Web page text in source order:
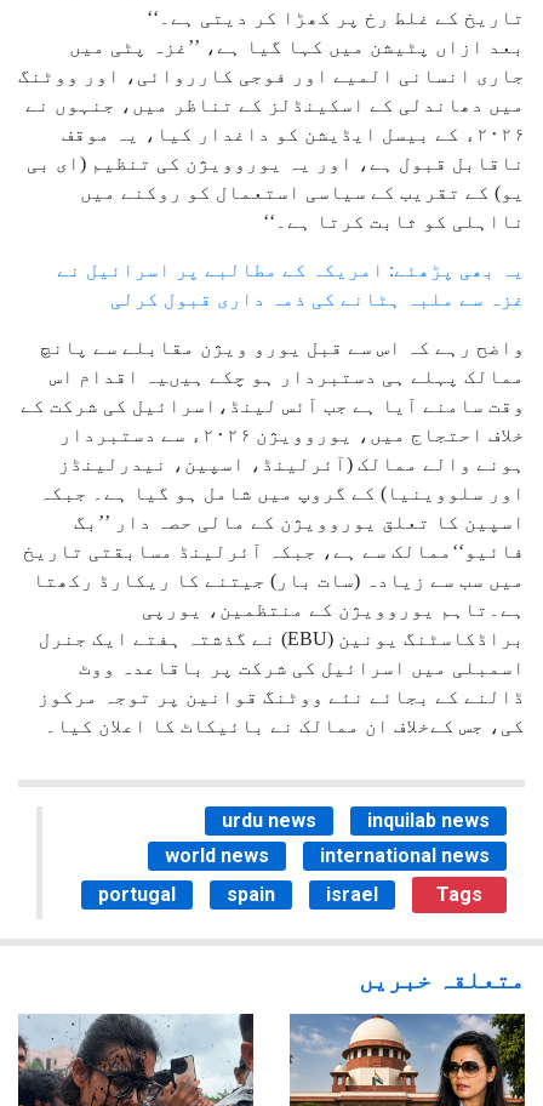
تاریخ کے غلط رخ پر کھڑا کر دیتی ہے۔‘‘
بعد ازاں پٹیشن میں کہا گیا ہے، ’’غزہ پٹی میں
جاری انسانی المیے اور فوجی کارروائی، اور ووٹنگ
میں دھاندلی کے اسکینڈلز کے تناظر میں، جنہوں نے
۲۰۲۶ء کے بیسل ایڈیشن کو داغدار کیا، یہ موقف
ناقابل قبول ہے، اور یہ یوروویژن کی تنظیم (ای بی
یو) کے تقریب کے سیاسی استعمال کو روکنے میں
نااہلی کو ثابت کرتا ہے۔‘‘
یہ بھی پڑھئے: امریکہ کے مطالبے پر اسرائیل نے
غزہ سے ملبہ ہٹانے کی ذمہ داری قبول کرلی
واضح رہے کہ اس سے قبل یورو ویژن مقابلے سے پانچ
ممالک پہلے ہی دستبردار ہو چکے ہیںیہ اقدام اس
وقت سامنے آیا ہے جب آئس لینڈ،اسرائیل کی شرکت کے
خلاف احتجاج میں، یوروویژن ۲۰۲۶ء سے دستبردار
ہونے والے ممالک (آئرلینڈ، اسپین، نیدرلینڈز
اور سلووینیا) کے گروپ میں شامل ہو گیا ہے۔ جبکہ
اسپین کا تعلق یوروویژن کے مالی حصہ دار ’’بگ
فائیو‘‘ممالک سے ہے، جبکہ آئرلینڈ مسابقتی تاریخ
میں سب سے زیادہ (سات بار) جیتنے کا ریکارڈ رکھتا
ہے۔تاہم یوروویژن کے منتظمین، یورپی
براڈکاسٹنگ یونین (EBU) نے گذشتہ ہفتے ایک جنرل
اسمبلی میں اسرائیل کی شرکت پر باقاعدہ ووٹ
ڈالنے کے بجائے نئے ووٹنگ قوانین پر توجہ مرکوز
کی، جس کےخلاف ان ممالک نے بائیکاٹ کا اعلان کیا۔
urdu news
inquilab news
world news
international news
portugal
spain israel Tags
متعلقہ خبریں